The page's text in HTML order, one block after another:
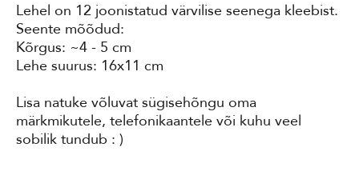
Lehel on 12 joonistatud värvilise seenega kleebist.
Seente mõõdud:
Kõrgus: ~4 - 5 cm
Lehe suurus: 16x11 cm
Lisa natuke võluvat sügisehõngu oma
märkmikutele, telefonikaantele või kuhu veel
sobilik tundub : )